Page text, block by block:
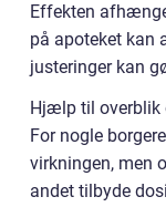
Effekten
på apoteket kan
justeringer kan
Hjælp til overblik
For nogle
virkningen, men
andet tilbyde